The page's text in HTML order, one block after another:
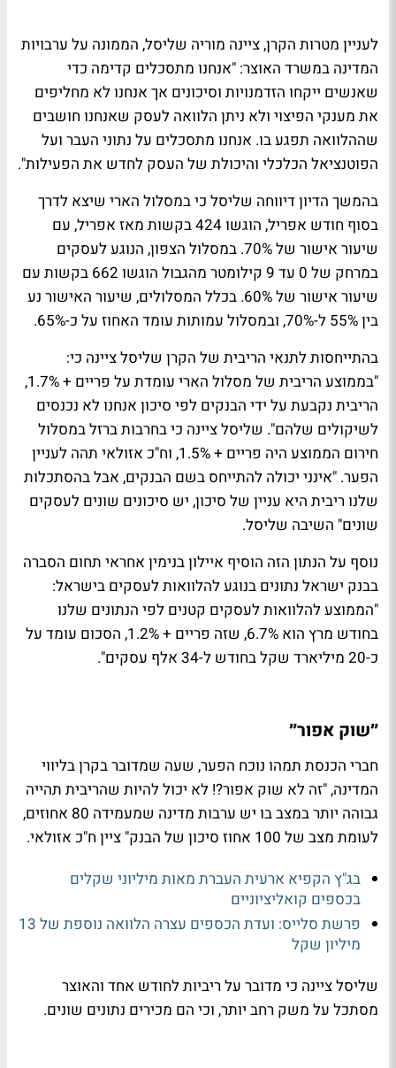
לעניין מטרות הקרן, ציינה מוריה שליסל, הממונה על ערבויות
המדינה במשרד האוצר: "אנחנו מתסכלים קדימה כדי
שאנשים ייקחו הזדמנויות וסיכונים אך אנחנו לא מחליפים
את מענקי הפיצוי ולא ניתן הלוואה לעסק שאנחנו חושבים
שההלוואה תפגע בו. אנחנו מתסכלים על נתוני העבר ועל
הפוטנציאל הכלכלי והיכולת של העסק לחדש את הפעילות".
בהמשך הדיון דיווחה שליסל כי במסלול הארי שיצא לדרך
בסוף חודש אפריל, הוגשו 424 בקשות מאז אפריל, עם
שיעור אישור של 70%. במסלול הצפון, הנוגע לעסקים
במרחק של 0 עד 9 קילומטר מהגבול הוגשו 662 בקשות עם
שיעור אישור של 60%. בכלל המסלולים, שיעור האישור נע
בין 55% ל-70%, ובמסלול עמותות עומד האחוז על כ-65%.
בהתייחסות לתנאי הריבית של הקרן שליסל ציינה כי:
"בממוצע הריבית של מסלול הארי עומדת על פריים + 1.7%,
הריבית נקבעת על ידי הבנקים לפי סיכון אנחנו לא נכנסים
לשיקולים שלהם". שליסל ציינה כי בחרבות ברזל במסלול
חירום הממוצע היה פריים + 1.5%, וח"כ אזולאי תהה לעניין
הפער. "אינני יכולה להתייחס בשם הבנקים, אבל בהסתכלות
שלנו ריבית היא עניין של סיכון, יש סיכונים שונים לעסקים
שונים" השיבה שליסל.
נוסף על הנתון הזה הוסיף איילון בנימין אחראי תחום הסברה
בבנק ישראל נתונים בנוגע להלוואות לעסקים בישראל:
"הממוצע להלוואות לעסקים קטנים לפי הנתונים שלנו
בחודש מרץ הוא 6.7%, שזה פריים + 1.2%, הסכום עומד על
כ-20 מיליארד שקל בחודש ל-34 אלף עסקים".
״שוק אפור״
חברי הכנסת תמהו נוכח הפער, שעה שמדובר בקרן בליווי
המדינה, "זה לא שוק אפור?! לא יכול להיות שהריבית תהייה
גבוהה יותר במצב בו יש ערבות מדינה שמעמידה 80 אחוזים,
לעומת מצב של 100 אחוז סיכון של הבנק" ציין ח"כ אזולאי.
בג"ץ הקפיא ארעית העברת מאות מיליוני שקלים
בכספים קואליציוניים
פרשת סלייס: ועדת הכספים עצרה הלוואה נוספת של 13
מיליון שקל
שליסל ציינה כי מדובר על ריביות לחודש אחד והאוצר
מסתכל על משק רחב יותר, וכי הם מכירים נתונים שונים.